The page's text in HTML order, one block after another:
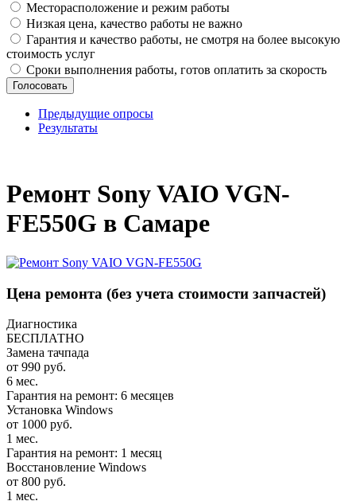
Месторасположение и режим работы
Низкая цена, качество работы не важно
Гарантия и качество работы, не смотря на более высокую
стоимость услуг
Сроки выполнения работы, готов оплатить за скорость
Предыдущие опросы
Результаты
Ремонт Sony VAIO VGN-
FE550G в Самаре
Цена ремонта (без учета стоимости запчастей)
Диагностика
БЕСПЛАТНО
Замена тачпада
от 990 руб.
6 мес.
Гарантия на ремонт: 6 месяцев
Установка Windows
от 1000 руб.
1 мес.
Гарантия на ремонт: 1 месяц
Восстановление Windows
от 800 руб.
1 мес.